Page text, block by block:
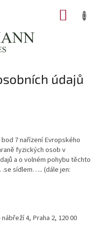
údajů
7 nařízení Evropského
fyzických osob v
a o volném pohybu těchto
sídlem….. (dále jen:
4, Praha 2, 120 00